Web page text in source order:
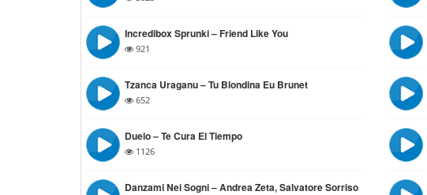
Incredibox Sprunki – Friend Like You
921
Tzanca Uraganu – Tu Blondina Eu Brunet
652
Duelo – Te Cura El Tiempo
1126
Danzami Nei Sogni – Andrea Zeta, Salvatore Sorriso